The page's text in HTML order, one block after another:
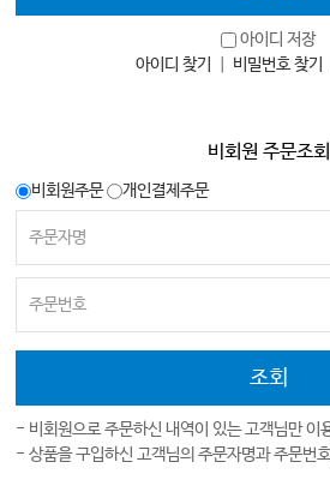
아이디 저장
아이디 찾기
비밀번호 찾기
비회원 주문조회
비회원주문 개인결제주문
- 비회원으로 주문하신 내역이 있는 고객님만 이
- 상품을 구입하신 고객님의 주문자명과 주문번